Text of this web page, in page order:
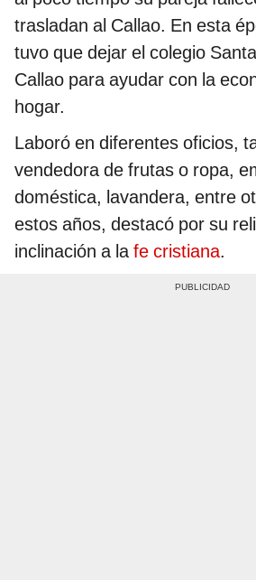
trasladan al Callao. En esta
tuvo que dejar el colegio
Callao para ayudar con la
hogar.
Laboró en diferentes oficios,
vendedora de frutas o ropa,
doméstica, lavandera, entre
estos años, destacó por su
inclinación a lafe cristiana.